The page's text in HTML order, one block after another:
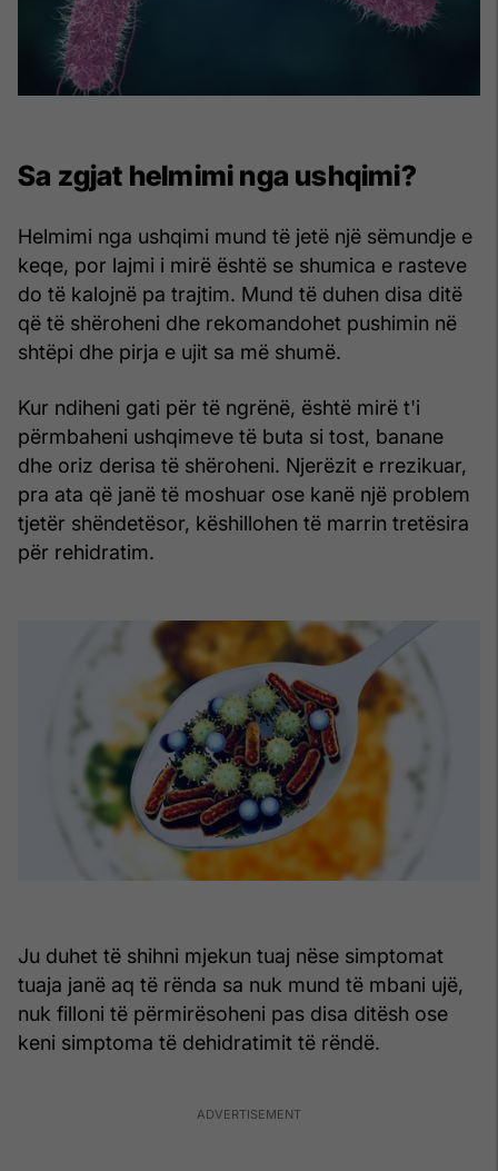
Sa zgjat helmimi nga ushqimi?
Helmimi nga ushqimi mund të jetë një sëmundje e
keqe, por lajmi i mirë është se shumica e rasteve
do të kalojnë pa trajtim. Mund të duhen disa ditë
që të shëroheni dhe rekomandohet pushimin në
shtëpi dhe pirja e ujit sa më shumë.
Kur ndiheni gati për të ngrënë, është mirë t'i
përmbaheni ushqimeve të buta si tost, banane
dhe oriz derisa të shëroheni. Njerëzit e rrezikuar,
pra ata që janë të moshuar ose kanë një problem
tjetër shëndetësor, këshillohen të marrin tretësira
për rehidratim.
Ju duhet të shihni mjekun tuaj nëse simptomat
tuaja janë aq të rënda sa nuk mund të mbani ujë,
nuk filloni të përmirësoheni pas disa ditësh ose
keni simptoma të dehidratimit të rëndë.